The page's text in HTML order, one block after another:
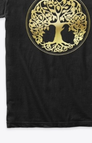
Venda em todo lugar
Venda qualquer coisa
US$ 25,99